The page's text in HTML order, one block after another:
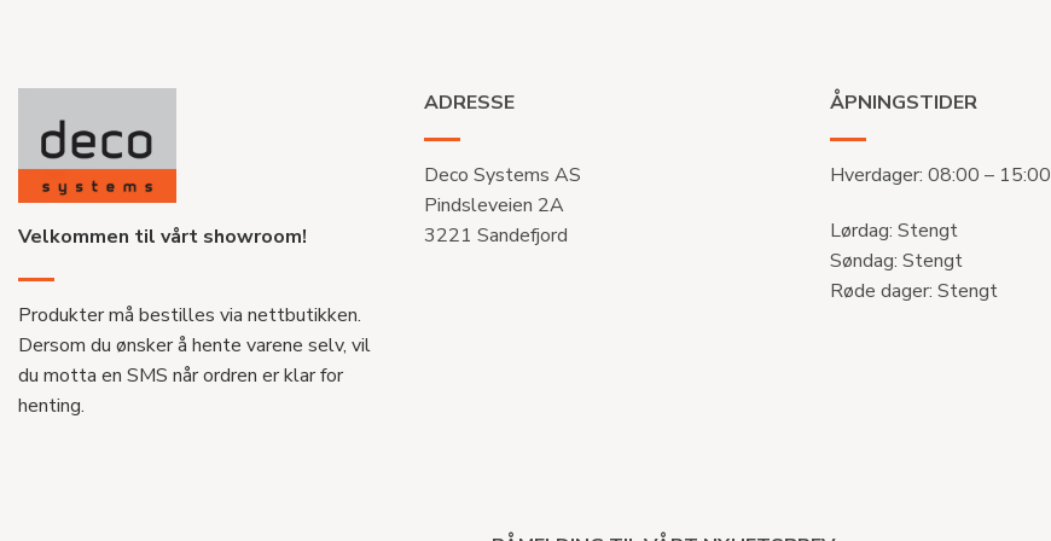
Velkommen til vårt showroom!
Produkter må bestilles via nettbutikken.
Dersom du ønsker å hente varene selv, vil
du motta en SMS når ordren er klar for
henting.
ADRESSE
Deco Systems AS
Pindsleveien 2A
3221 Sandefjord
ÅPNINGSTIDER
Hverdager: 08:00 – 15:00
Lørdag: Stengt
Søndag: Stengt
Røde dager: Stengt